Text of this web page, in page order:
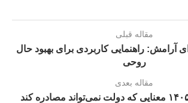
مقاله قبلی
آرامش: راهنمایی کاربردی برای بهبود حال
روحی
مقاله بعدی